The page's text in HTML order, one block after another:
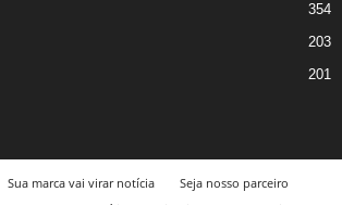
354
203
201
Sua marca vai virar notícia
Seja nosso parceiro